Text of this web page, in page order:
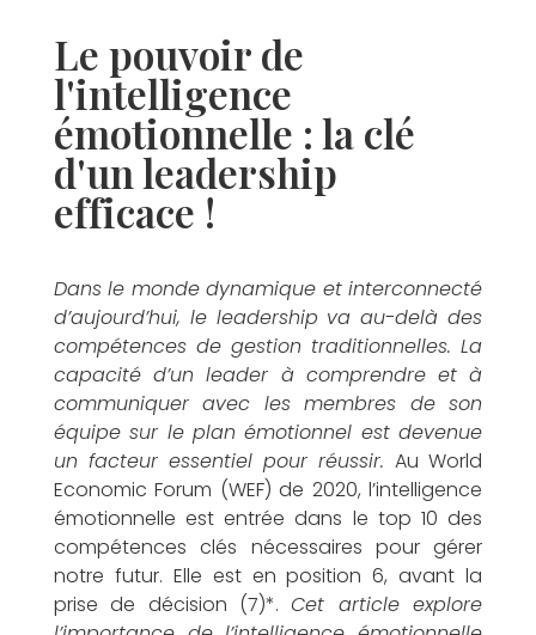
L
e
P
o
Le pouvoir de
l'intelligence
émotionnelle : la clé
d'un leadership
efficace !
Dans le monde dynamique et interconnecté
d’aujourd’hui, le leadership va au-delà des
compétences de gestion traditionnelles. La
capacité d’un leader à comprendre et à
communiquer avec les membres de son
équipe sur le plan émotionnel est devenue
un facteur essentiel pour réussir. Au World
Economic Forum (WEF) de 2020, l’intelligence
émotionnelle est entrée dans le top 10 des
compétences clés nécessaires pour gérer
notre futur. Elle est en position 6, avant la
prise de décision (7)*.Cet article explore